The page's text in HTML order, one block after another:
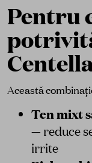
Pentru
Această
Ten mixt
— reduce
irrite